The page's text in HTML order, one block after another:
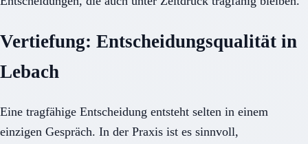
Vertiefung: Entscheidungsqualität in
Lebach
Eine tragfähige Entscheidung entsteht selten in einem
einzigen Gespräch. In der Praxis ist es sinnvoll,